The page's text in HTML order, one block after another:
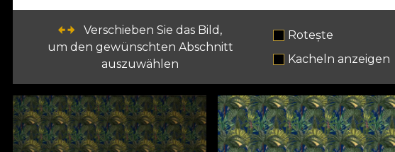
Verschieben Sie das Bild,
um den gewünschten Abschnitt
auszuwählen
Rotește
Kacheln anzeigen